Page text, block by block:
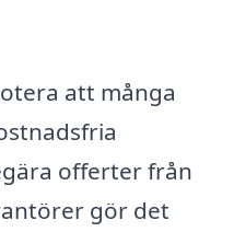
att många
offerter från
gör det